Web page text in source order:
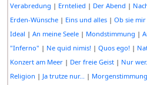
Verabredung | Erntelied | Der Abend |
Erden-Wünsche| Eins und alles| Ob sie
Ideal | An meine Seele| Mondstimmung |
"Inferno" | Ne quid nimis! | Quos ego! |
Konzert am Meer| Der freie Geist| Nur
Religion | Ja trutze nur... | Morgenstimmung